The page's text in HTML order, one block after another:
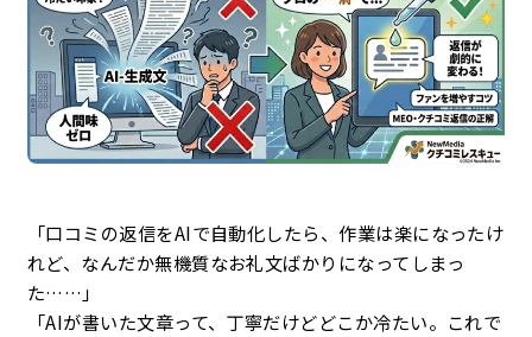
最新情報
お知らせ
広報
お問い合わせ
プライバシーポリシー
「口コミの返信をAIで自動化したら、作業は楽になったけ
れど、なんだか無機質なお礼文ばかりになってしまっ
た……」
「AIが書いた文章って、丁寧だけどどこか冷たい。これで